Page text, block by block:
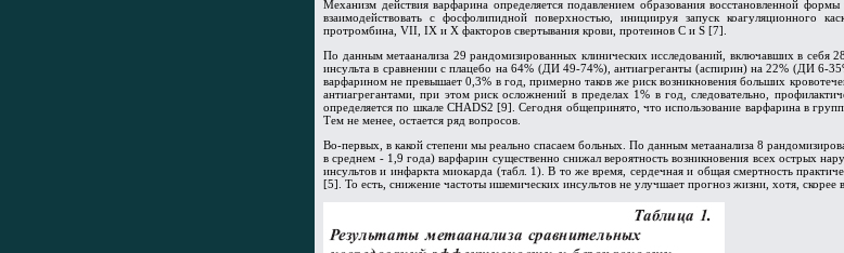
Механизм действия варфарина определяется подавлением образования восстановленной
взаимодействовать с фосфолипидной поверхностью, инициируя запуск коагуляционного
протромбина, VII, IX и X факторов свертывания крови, протеинов C и S [7].
По данным метаанализа 29 рандомизированных клинических исследований, включавших в
инсульта в сравнении с плацебо на 64% (ДИ 49-74%), антиагреганты (аспирин) на 22% (ДИ 6-
варфарином не превышает 0,3% в год, примерно таков же риск возникновения больших
антиагрегантами, при этом риск осложнений в пределах 1% в год, следовательно,
определяется по шкале CHADS2 [9]. Сегодня общепринято, что использование варфарина в
Тем не менее, остается ряд вопросов.
Во-первых, в какой степени мы реально спасаем больных. По данным метаанализа 8
в среднем - 1,9 года) варфарин существенно снижал вероятность возникновения всех острых
инсультов и инфаркта миокарда (табл. 1). В то же время, сердечная и общая смертность
[5]. То есть, снижение частоты ишемических инсультов не улучшает прогноз жизни, хотя,